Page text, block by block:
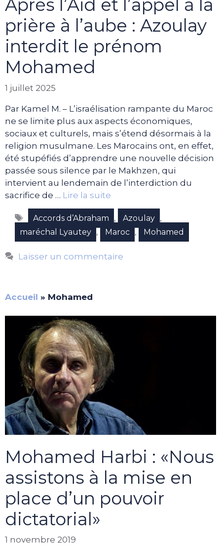
Après l’Aïd et l’appel à la
prière à l’aube : Azoulay
interdit le prénom
Mohamed
1 juillet 2025
Par Kamel M. – L’israélisation rampante du Maroc
ne se limite plus aux aspects économiques,
sociaux et culturels, mais s’étend désormais à la
religion musulmane. Les Marocains ont, en effet,
été stupéfiés d’apprendre une nouvelle décision
passée sous silence par le Makhzen, qui
intervient au lendemain de l’interdiction du
sacrifice de … Lire la suite
Étiquettes
Accords d’Abraham , Azoulay ,
maréchal Lyautey , Maroc , Mohamed
Laisser un commentaire
Accueil » Mohamed
Mohamed Harbi : «Nous
assistons à la mise en
place d’un pouvoir
dictatorial»
1 novembre 2019